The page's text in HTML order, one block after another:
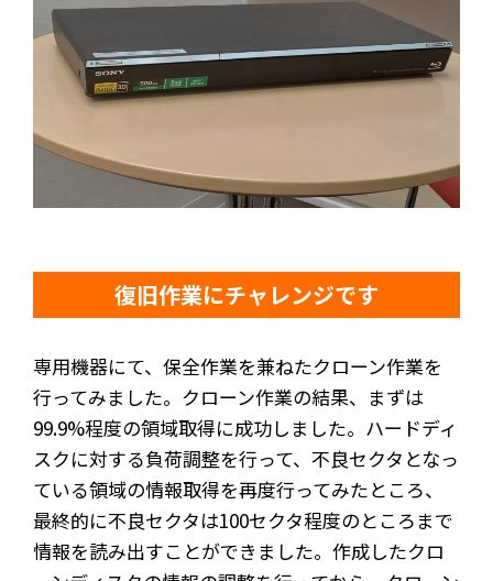
復旧作業にチャレンジです
専用機器にて、保全作業を兼ねたクローン作業を
行ってみました。クローン作業の結果、まずは
99.9%程度の領域取得に成功しました。ハードディ
スクに対する負荷調整を行って、不良セクタとなっ
ている領域の情報取得を再度行ってみたところ、
最終的に不良セクタは100セクタ程度のところまで
情報を読み出すことができました。作成したクロ